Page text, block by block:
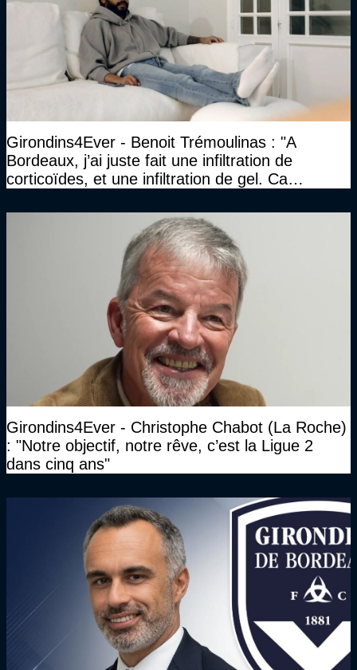
Girondins4Ever - Benoit Trémoulinas : "A
Bordeaux, j’ai juste fait une infiltration de
corticoïdes, et une infiltration de gel. Ca
Girondins4Ever - Christophe Chabot (La Roche)
: "Notre objectif, notre rêve, c’est la Ligue 2
dans cinq ans"